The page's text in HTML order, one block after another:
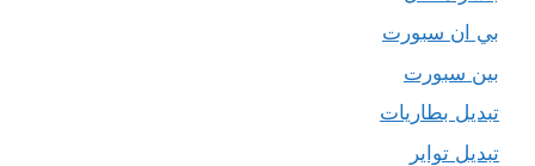
بي ان سبورت
بين سبورت
تبديل بطاريات
تبديل تواير